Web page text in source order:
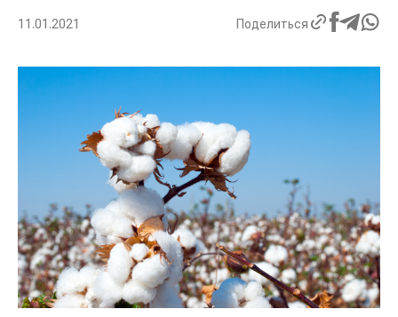
11.01.2021 Поделиться